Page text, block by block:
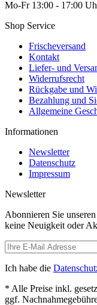
Mo-Fr 13:00 - 17:00
Shop Service
Frischeversand
Kontakt
Liefer- und
Widerrufsrecht
Rückgabe und
Bezahlung und
Allgemeine
Informationen
Newsletter
Datenschutz
Impressum
Newsletter
Abonnieren Sie
keine Neuigkeit oder
Ich habe die
* Alle Preise inkl.
ggf.